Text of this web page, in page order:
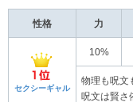
性格 力
セクシーギャル
10%
物理も呪文
呪文は賢さ